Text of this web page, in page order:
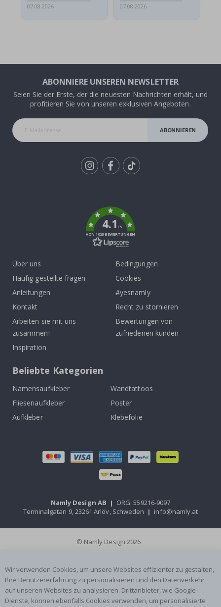
07.08.2026
07.08.2026
ABONNIERE UNSEREN NEWSLETTER
Seien Sie der Erste, der die neuesten Nachrichten erhält, und
profitieren Sie von unseren exklusiven Angeboten.
ABONNIEREN
4.1/5
VON 1029 BEWERTUNGEN
Über uns
Häufig gestellte fragen
Anleitungen
Kontakt
Arbeiten sie mit uns
zusammen!
Inspiration
Bedingungen
Cookies
#yesnamly
Recht zu stornieren
Bewertungen von
zufriedenen kunden
Beliebte Kategorien
Namensaufkleber
Wandtattoos
Fliesenaufkleber
Poster
Aufkleber
Klebefolie
Namly Design AB | ORG: 559216-9097
Terminalgatan 9, 23261 Arlöv, Schweden | info@namly.at
© Namly Design 2026
Wir verwenden Cookies, um unsere Websites effizienter zu gestalten,
Ihre Benutzererfahrung zu personalisieren und den Datenverkehr
auf unseren Websites zu analysieren. Drittanbieter, wie Google-
Dienste, können ebenfalls Cookies verwenden, um personalisierte